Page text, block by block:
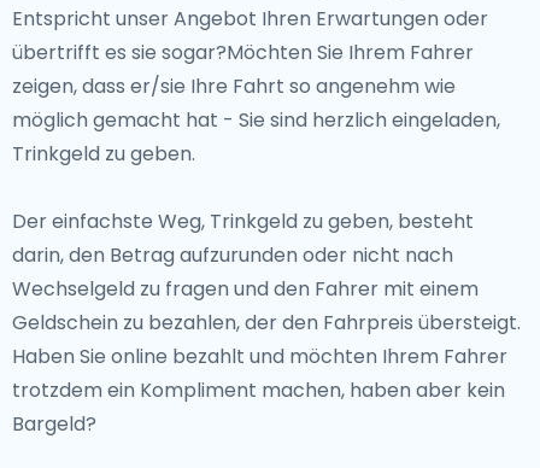
Entspricht unser Angebot Ihren Erwartungen oder
übertrifft es sie sogar?Möchten Sie Ihrem Fahrer
zeigen, dass er/sie Ihre Fahrt so angenehm wie
möglich gemacht hat - Sie sind herzlich eingeladen,
Trinkgeld zu geben.
Der einfachste Weg, Trinkgeld zu geben, besteht
darin, den Betrag aufzurunden oder nicht nach
Wechselgeld zu fragen und den Fahrer mit einem
Geldschein zu bezahlen, der den Fahrpreis übersteigt.
Haben Sie online bezahlt und möchten Ihrem Fahrer
trotzdem ein Kompliment machen, haben aber kein
Bargeld?